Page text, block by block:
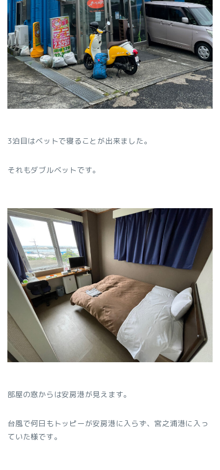
3泊目はベットで寝ることが出来ました。
それもダブルベットです。
部屋の窓からは安房港が見えます。
台風で何日もトッピーが安房港に入らず、宮之浦港に入っ
ていた様です。